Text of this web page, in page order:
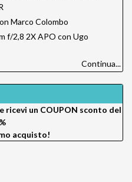
Marco Colombo
f/2,8 2X APO con Ugo
Continua...
ricevi un COUPON sconto del
acquisto!